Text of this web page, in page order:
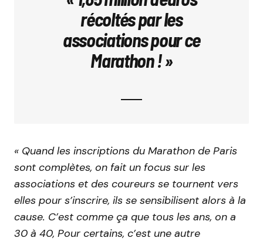
récoltés par les
associations pour ce
Marathon ! »
« Quand les inscriptions du Marathon de Paris
sont complètes, on fait un focus sur les
associations et des coureurs se tournent vers
elles pour s’inscrire, ils se sensibilisent alors à la
cause. C’est comme ça que tous les ans, on a
30 à 40, Pour certains, c’est une autre